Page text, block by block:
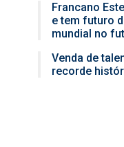
Francano
e tem futuro
mundial no
Venda de
recorde